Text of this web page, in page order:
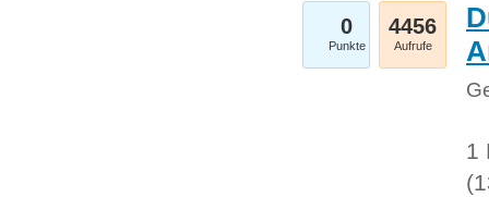
0
Punkte
4456
Aufrufe
1